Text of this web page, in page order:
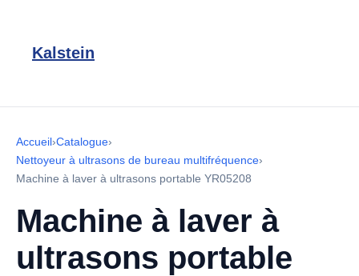
Kalstein
Accueil›Catalogue›
Nettoyeur à ultrasons de bureau multifréquence›
Machine à laver à ultrasons portable YR05208
Machine à laver à
ultrasons portable